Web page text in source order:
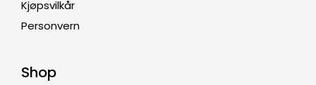
Kjøpsvilkår
Personvern
Shop